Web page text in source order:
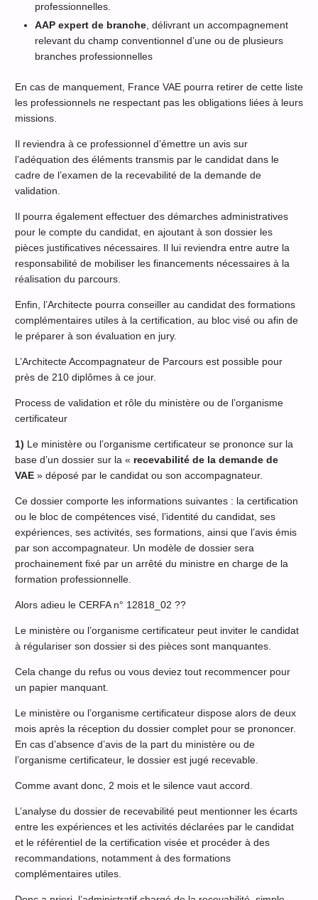
professionnelles.
AAP expert de branche, délivrant un accompagnement
relevant du champ conventionnel d’une ou de plusieurs
branches professionnelles
En cas de manquement, France VAE pourra retirer de cette liste
les professionnels ne respectant pas les obligations liées à leurs
missions.
Il reviendra à ce professionnel d’émettre un avis sur
l’adéquation des éléments transmis par le candidat dans le
cadre de l’examen de la recevabilité de la demande de
validation.
Il pourra également effectuer des démarches administratives
pour le compte du candidat, en ajoutant à son dossier les
pièces justificatives nécessaires. Il lui reviendra entre autre la
responsabilité de mobiliser les financements nécessaires à la
réalisation du parcours.
Enfin, l’Architecte pourra conseiller au candidat des formations
complémentaires utiles à la certification, au bloc visé ou afin de
le préparer à son évaluation en jury.
L’Architecte Accompagnateur de Parcours est possible pour
près de 210 diplômes à ce jour.
Process de validation et rôle du ministère ou de l’organisme
certificateur
1) Le ministère ou l’organisme certificateur se prononce sur la
base d’un dossier sur la « recevabilité de la demande de
VAE » déposé par le candidat ou son accompagnateur.
Ce dossier comporte les informations suivantes : la certification
ou le bloc de compétences visé, l’identité du candidat, ses
expériences, ses activités, ses formations, ainsi que l’avis émis
par son accompagnateur. Un modèle de dossier sera
prochainement fixé par un arrêté du ministre en charge de la
formation professionnelle.
Alors adieu le CERFA n° 12818_02 ??
Le ministère ou l’organisme certificateur peut inviter le candidat
à régulariser son dossier si des pièces sont manquantes.
Cela change du refus ou vous deviez tout recommencer pour
un papier manquant.
Le ministère ou l’organisme certificateur dispose alors de deux
mois après la réception du dossier complet pour se prononcer.
En cas d’absence d’avis de la part du ministère ou de
l’organisme certificateur, le dossier est jugé recevable.
Comme avant donc, 2 mois et le silence vaut accord.
L’analyse du dossier de recevabilité peut mentionner les écarts
entre les expériences et les activités déclarées par le candidat
et le référentiel de la certification visée et procéder à des
recommandations, notamment à des formations
complémentaires utiles.